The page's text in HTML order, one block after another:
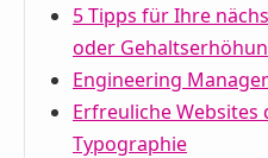
5 Tipps für Ihre
oder
Engineering
Erfreuliche Websites
Typographie